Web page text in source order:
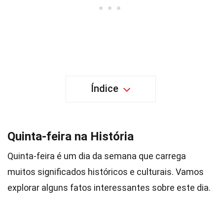
Índice
Quinta-feira na História
Quinta-feira é um dia da semana que carrega
muitos significados históricos e culturais. Vamos
explorar alguns fatos interessantes sobre este dia.